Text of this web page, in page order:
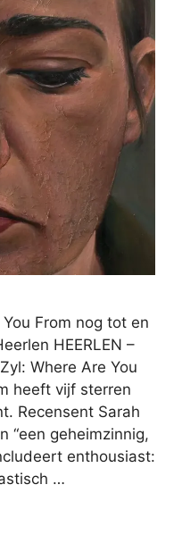
From nog tot en
HEERLEN –
Where Are You
heeft vijf sterren
Recensent Sarah
“een geheimzinnig,
enthousiast:
…